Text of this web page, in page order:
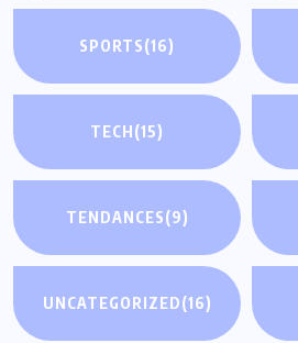
SPORTS(16)
TECH(15)
TENDANCES(9)
UNCATEGORIZED(16)